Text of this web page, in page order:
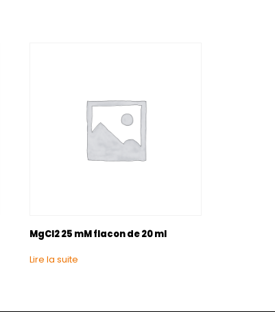
MgCl2 25 mM flacon de 20 ml
Lire la suite